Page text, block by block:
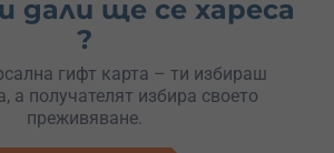
дали ще се хареса
?
гифт карта – ти избираш
а получателят избира своето
преживяване.